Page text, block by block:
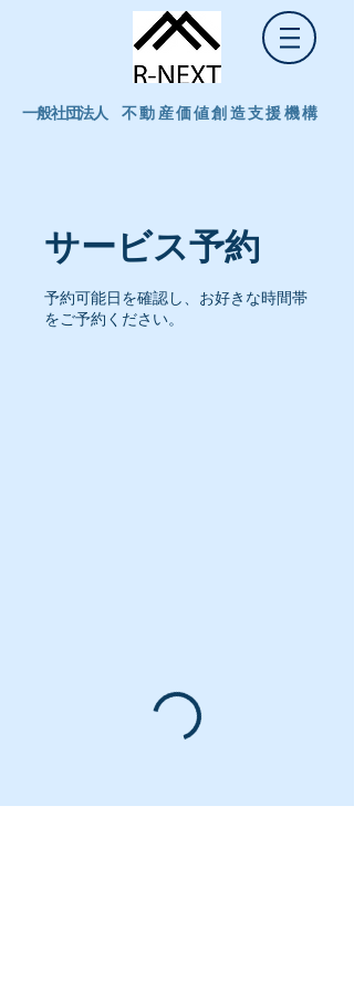
一般社団法人 不動産価値創造支援機構
サービス予約
予約可能日を確認し、お好きな時間帯
をご予約ください。